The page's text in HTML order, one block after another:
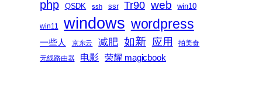
php QSDK ssh ssr Tr90 web win10
win11 windows wordpress
一些人 京东云 减肥 如新 应用
拍美食
无线路由器
电影 荣耀 magicbook